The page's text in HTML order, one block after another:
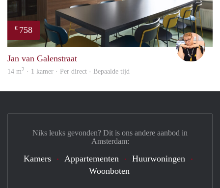
€ 758
Jan van Galenstraat
14 m2 · 1 kamer · Per direct - Bepaalde tijd
Niks leuks gevonden? Dit is ons andere aanbod in
Amsterdam:
Kamers Appartementen
Huurwoningen
Woonboten